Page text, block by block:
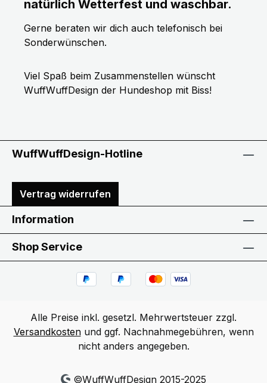
natürlich Wetterfest und waschbar.
Gerne beraten wir dich auch telefonisch bei
Sonderwünschen.
Viel Spaß beim Zusammenstellen wünscht
WuffWuffDesign der Hundeshop mit Biss!
WuffWuffDesign-Hotline
Vertrag widerrufen
Information
Shop Service
Alle Preise inkl. gesetzl. Mehrwertsteuer zzgl.
Versandkostenund ggf. Nachnahmegebühren, wenn
nicht anders angegeben.
©WuffWuffDesign 2015-2025